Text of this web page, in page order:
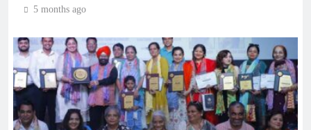
5 months ago